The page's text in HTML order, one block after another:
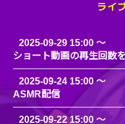
ライ
2025-09-29 15:00
ショート動画の再生回数
2025-09-24 15:00
ASMR配信
2025-09-22 15:00